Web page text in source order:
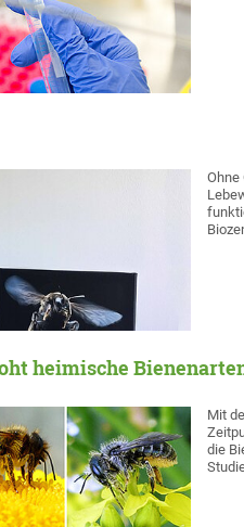
Ohne
heimische
Mit
die